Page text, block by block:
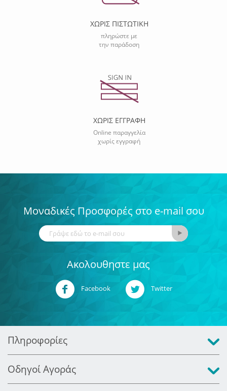
ΧΩΡΙΣ ΠΙΣΤΩΤΙΚΗ
πληρώστε με
την παράδοση
ΧΩΡΙΣ ΕΓΓΡΑΦΗ
Online παραγγελία
χωρίς εγγραφή
Μοναδικές Προσφορές στο e-mail σου
Ακολουθηστε μας
Facebook Twitter
Πληροφορίες
Οδηγοί Αγοράς